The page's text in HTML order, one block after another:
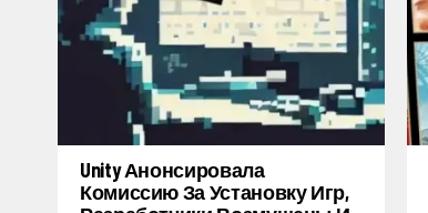
Unity Анонсировала
Комиссию За Установку Игр,